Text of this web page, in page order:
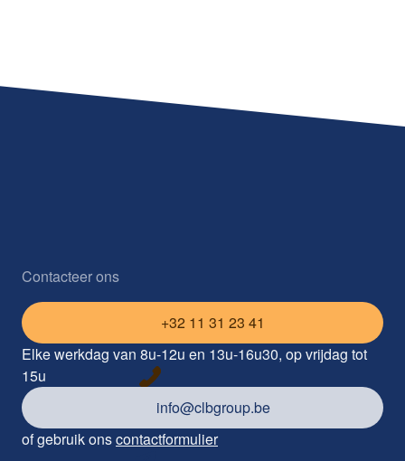
Contacteer ons
+32 11 31 23 41
Elke werkdag van 8u-12u en 13u-16u30, op vrijdag tot
15u
info@clbgroup.be
of gebruik onscontactformulier